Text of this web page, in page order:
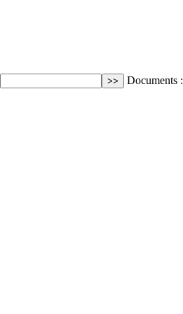
Documents :